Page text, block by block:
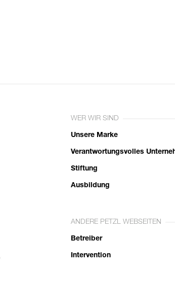
WER WIR SIND
Unsere Marke
Verantwortungsvolles
Stiftung
Ausbildung
ANDERE PETZL WEBSEITEN
Betreiber
Intervention